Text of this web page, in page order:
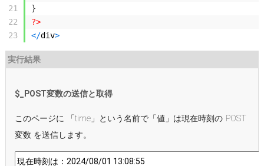
21
22
23
}
?>
</div>
実行結果
$_POST変数の送信と取得
このページに 「time」という名前で「値」は現在時刻の POST
変数 を送信します。